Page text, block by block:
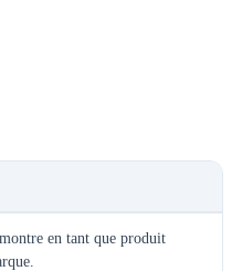
en tant que produit